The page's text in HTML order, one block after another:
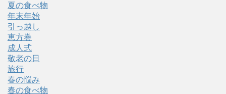
夏の食べ物
年末年始
引っ越し
恵方巻
成人式
敬老の日
旅行
春の悩み
春の食べ物